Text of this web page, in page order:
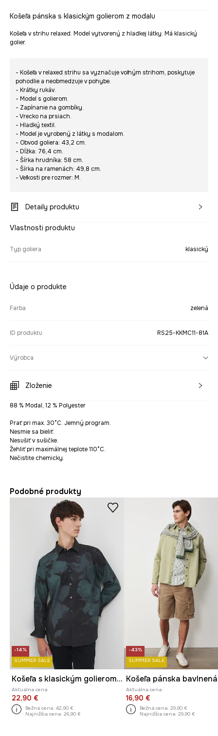
Košeľa pánska s klasickým golierom z modalu
Košeľa v strihu relaxed. Model vytvorený z hladkej látky. Má klasický
golier.
- Košeľa v relaxed strihu sa vyznačuje voľným strihom, poskytuje
pohodlie a neobmedzuje v pohybe.
- Krátky rukáv.
- Model s golierom.
- Zapínanie na gombíky.
- Vrecko na prsiach.
- Hladký textil.
- Model je vyrobený z látky s modalom.
- Obvod goliera: 43,2 cm.
- Dĺžka: 76,4 cm.
- Šírka hrudníka: 58 cm.
- Šírka na ramenách: 49,8 cm.
- Veľkosti pre rozmer: M.
Detaily produktu
Vlastnosti produktu
Typ goliera klasický
Údaje o produkte
Farba zelená
ID produktu RS25-KKMC11-81A
Výrobca
Zloženie
88 % Modal, 12 % Polyester
Prať pri max. 30°C. Jemný program.
Nesmie sa bieliť.
Nesušiť v sušičke.
Žehliť pri maximálnej teplote 110°C.
Nečistite chemicky.
Podobné produkty
-14%
SUMMER SALE
Košeľa s klasickým golierom, so vzorom
Aktuálna cena:
22,90 €
Bežná cena: 42,90 €
Najnižšia cena: 26,90 €
-43%
SUMMER SALE
Košeľa pánska bavlnená
Aktuálna cena:
16,90 €
Bežná cena: 29,90 €
Najnižšia cena: 29,90 €